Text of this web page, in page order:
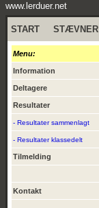
www.lerduer.net
START STÆVNER
Menu:
Information
Deltagere
Resultater
- Resultater sammenlagt
- Resultater klassedelt
Tilmelding
Kontakt